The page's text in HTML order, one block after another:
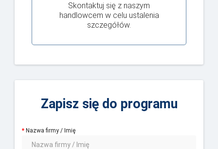
Skontaktuj się z naszym
handlowcem w celu ustalenia
szczegółów.
Zapisz się do programu
Nazwa firmy / Imię